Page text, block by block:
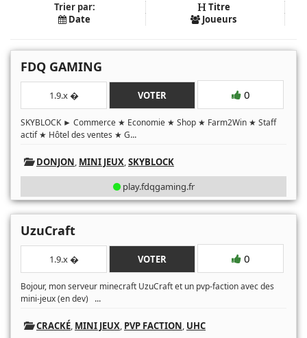
Trier par:
Titre
Date
Joueurs
FDQ GAMING
1.9.x � VOTER 0
SKYBLOCK ► Commerce ★ Economie ★ Shop ★ Farm2Win ★ Staff
actif ★ Hôtel des ventes ★ G...
DONJON, MINI JEUX,SKYBLOCK
play.fdqgaming.fr
UzuCraft
1.9.x � VOTER 0
Bojour, mon serveur minecraft UzuCraft et un pvp-faction avec des
mini-jeux (en dev) ...
CRACKÉ, MINI JEUX, PVP FACTION, UHC